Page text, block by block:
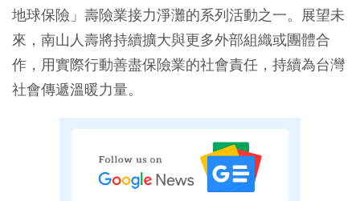
地球保險」壽險業接力淨灘的系列活動之一。展望未
來，南山人壽將持續擴大與更多外部組織或團體合
作，用實際行動善盡保險業的社會責任，持續為台灣
社會傳遞溫暖力量。